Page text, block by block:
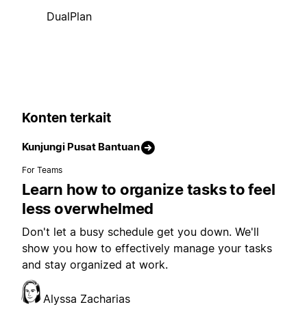
DualPlan
Konten terkait
Kunjungi Pusat Bantuan
For Teams
Learn how to organize tasks to feel
less overwhelmed
Don't let a busy schedule get you down. We'll
show you how to effectively manage your tasks
and stay organized at work.
Alyssa Zacharias